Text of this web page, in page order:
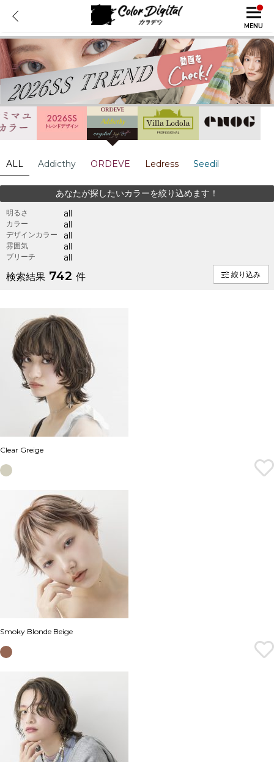
MENU
ALL Addicthy ORDEVE Ledress Seedil
あなたが探したいカラーを絞り込めます！
明るさ all
カラー all
デザインカラー all
雰囲気 all
ブリーチ all
検索結果 742 件 絞り込み
Clear Greige
Smoky Blonde Beige